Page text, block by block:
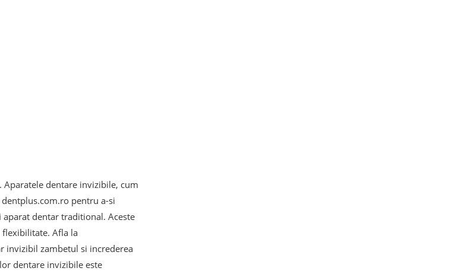
dentare invizibile, cum
pentru a-si
dentar traditional. Aceste
flexibilitate. Afla la
invizibil zambetul si increderea
dentare invizibile este